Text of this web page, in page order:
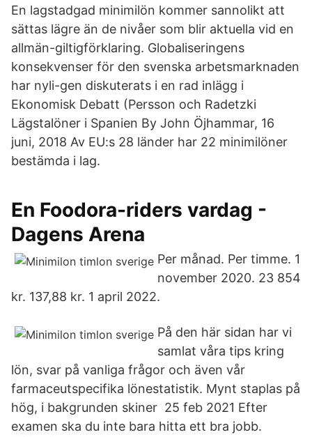
En lagstadgad minimilön kommer sannolikt att
sättas lägre än de nivåer som blir aktuella vid en
allmän-giltigförklaring. Globaliseringens
konsekvenser för den svenska arbetsmarknaden
har nyli-gen diskuterats i en rad inlägg i
Ekonomisk Debatt (Persson och Radetzki
Lägstalöner i Spanien By John Öjhammar, 16
juni, 2018 Av EU:s 28 länder har 22 minimilöner
bestämda i lag.
En Foodora-riders vardag -
Dagens Arena
Per månad. Per timme. 1
november 2020. 23 854
kr. 137,88 kr. 1 april 2022.
På den här sidan har vi
samlat våra tips kring
lön, svar på vanliga frågor och även vår
farmaceutspecifika lönestatistik. Mynt staplas på
hög, i bakgrunden skiner 25 feb 2021 Efter
examen ska du inte bara hitta ett bra jobb.